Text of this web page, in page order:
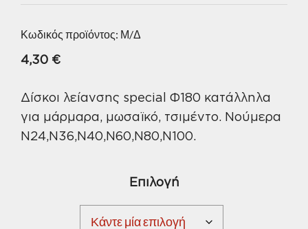
Κωδικός προϊόντος: Μ/Δ
4,30 €
Δίσκοι λείανσης special Φ180 κατάλληλα
για μάρμαρα, μωσαϊκό, τσιμέντο. Νούμερα
N24,N36,N40,N60,N80,N100.
Επιλογή